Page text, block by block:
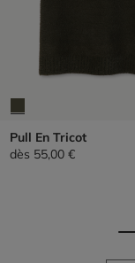
Pull En Tricot
dès 55,00 €